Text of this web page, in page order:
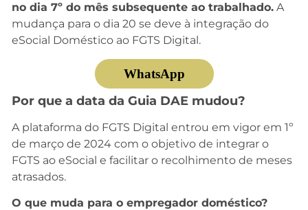
no dia 7º do mês subsequente ao trabalhado. A
mudança para o dia 20 se deve à integração do
eSocial Doméstico ao FGTS Digital.
WhatsApp
Por que a data da Guia DAE mudou?
A plataforma do FGTS Digital entrou em vigor em 1º
de março de 2024 com o objetivo de integrar o
FGTS ao eSocial e facilitar o recolhimento de meses
atrasados.
O que muda para o empregador doméstico?